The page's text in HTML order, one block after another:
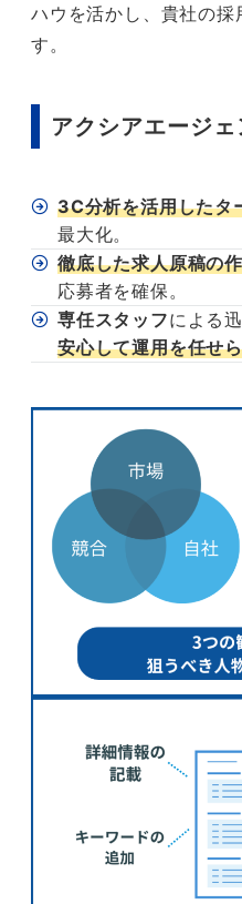
ハウを活かし、貴社の採
す。
アクシアエージ
3C分析を活用したタ
最大化。
徹底した求人原稿の
応募者を確保。
専任スタッフによる
安心して運用を任せ